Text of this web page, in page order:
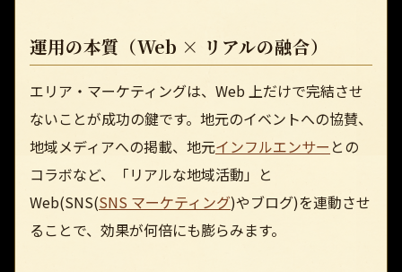
運用の本質（Web × リアルの融合）
エリア・マーケティングは、Web 上だけで完結させ
ないことが成功の鍵です。地元のイベントへの協賛、
地域メディアへの掲載、地元インフルエンサー との
コラボなど、「リアルな地域活動」と
Web(SNS(SNS マーケティング)やブログ)を連動させ
ることで、効果が何倍にも膨らみます。